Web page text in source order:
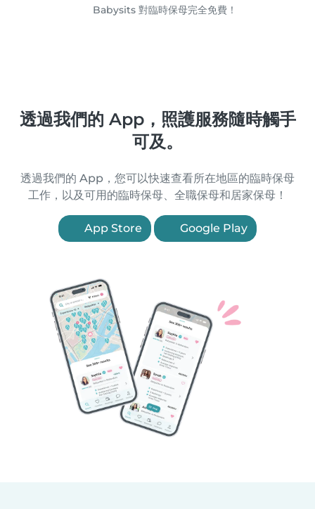
Babysits 對臨時保母完全免費！
透過我們的 App，照護服務隨時觸手
可及。
透過我們的 App，您可以快速查看所在地區的臨時保母
工作，以及可用的臨時保母、全職保母和居家保母！
App Store Google Play